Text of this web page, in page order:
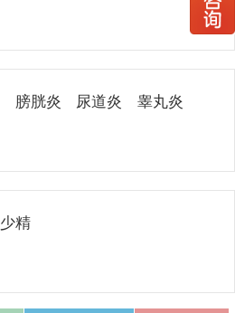
膀胱炎 尿道炎 睾丸炎
少精